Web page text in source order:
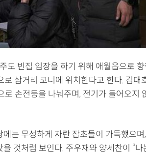
도 빈집 임장을 하기 위해 애월읍으로
삼거리 코너에 위치한다고 한다. 김대
로 손전등을 나눠주며, 전기가 들어오지
는 무성하게 자란 잡초들이 가득했으
것처럼 보인다. 주우재와 양세찬이 “나